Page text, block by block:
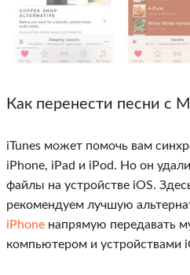
Как перенести песни с
iTunes может помочь вам
iPhone, iPad и iPod. Но он
файлы на устройстве iOS.
рекомендуем лучшую
iPhone напрямую передавать
компьютером и устройствами